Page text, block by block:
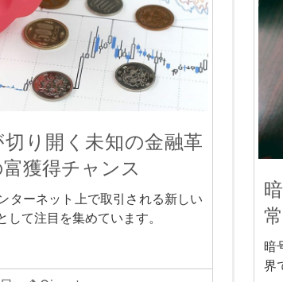
り開く未知の金融革
獲得チャンス
ターネット上で取引される新しい
して注目を集めています。
暗
界